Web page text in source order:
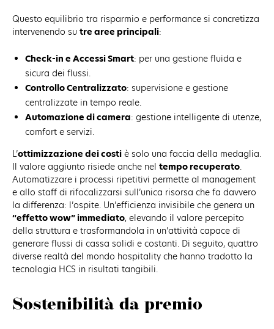
Questo equilibrio tra risparmio e performance si concretizza
intervenendo su tre aree principali:
Check-in e Accessi Smart: per una gestione fluida e
sicura dei flussi.
Controllo Centralizzato: supervisione e gestione
centralizzate in tempo reale.
Automazione di camera: gestione intelligente di utenze,
comfort e servizi.
L’ottimizzazione dei costi è solo una faccia della medaglia.
Il valore aggiunto risiede anche nel tempo recuperato.
Automatizzare i processi ripetitivi permette al management
e allo staff di rifocalizzarsi sull’unica risorsa che fa davvero
la differenza: l’ospite. Un’efficienza invisibile che genera un
“effetto wow” immediato, elevando il valore percepito
della struttura e trasformandola in un’attività capace di
generare flussi di cassa solidi e costanti. Di seguito, quattro
diverse realtà del mondo hospitality che hanno tradotto la
tecnologia HCS in risultati tangibili.
Sostenibilità da premio